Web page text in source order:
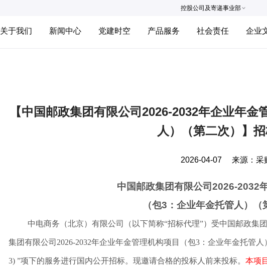
控股公司及寄递事业部
关于我们 新闻中心 党建时空 产品服务 社会责任 企业
【中国邮政集团有限公司2026-2032年企业年
人）（第二次）】
2026-04-07 来源： 采
中国邮政集团有限公司2026-2032
（包3 ：企业年金托管人）
中电商务（北京）有限公司（以下简称“招标代理”）受中国邮政集
集团有限公司2026-2032年企业年金管理机构项目（包3：企业年金托管
3) ”项下的服务进行国内公开招标。现邀请合格的投标人前来投标。 本项